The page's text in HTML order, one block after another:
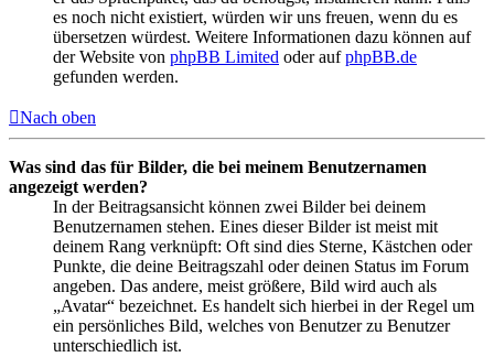
es noch nicht existiert, würden wir uns freuen, wenn du es
übersetzen würdest. Weitere Informationen dazu können auf
der Website von phpBB Limited oder aufphpBB.de
gefunden werden.
Nach oben
Was sind das für Bilder, die bei meinem Benutzernamen
angezeigt werden?
In der Beitragsansicht können zwei Bilder bei deinem
Benutzernamen stehen. Eines dieser Bilder ist meist mit
deinem Rang verknüpft: Oft sind dies Sterne, Kästchen oder
Punkte, die deine Beitragszahl oder deinen Status im Forum
angeben. Das andere, meist größere, Bild wird auch als
„Avatar“ bezeichnet. Es handelt sich hierbei in der Regel um
ein persönliches Bild, welches von Benutzer zu Benutzer
unterschiedlich ist.